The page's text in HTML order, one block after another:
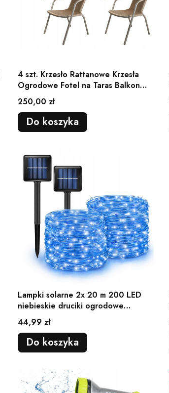
4 szt. Krzesło Rattanowe Krzesła
Ogrodowe Fotel na Taras Balkon
Wytrzymałe
Cena
250,00 zł
Do koszyka
Lampki solarne 2x 20 m 200 LED
niebieskie druciki ogrodowe
balkonowe 8 tryb
Cena
44,99 zł
Do koszyka